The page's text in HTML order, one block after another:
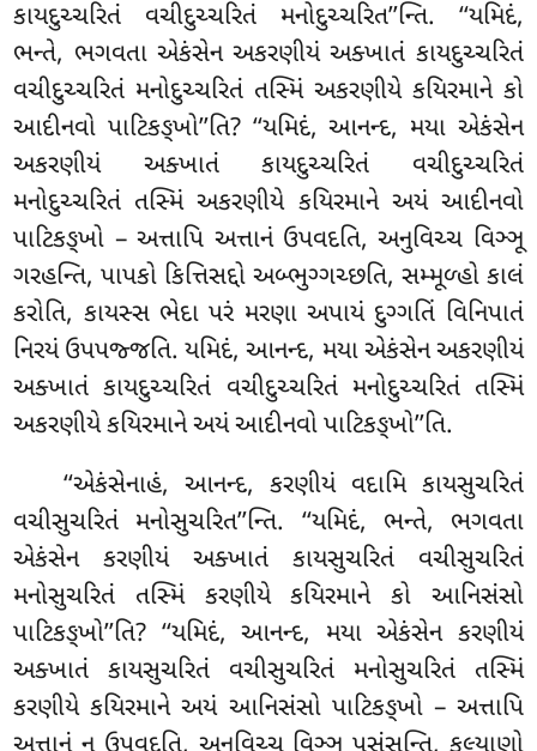
કાયદુચ્ચરિતં વચીદુચ્ચરિતં મનોદુચ્ચરિત’’ન્તિ. ‘‘યમિદં,
ભન્તે, ભગવતા એકંસેન અકરણીયં અક્ખાતં કાયદુચ્ચરિતં
વચીદુચ્ચરિતં મનોદુચ્ચરિતં તસ્મિં અકરણીયે કયિરમાને કો
આદીનવો પાટિકઙ્ખો’’તિ? ‘‘યમિદં, આનન્દ, મયા એકંસેન
અકરણીયં અક્ખાતં કાયદુચ્ચરિતં વચીદુચ્ચરિતં
મનોદુચ્ચરિતં તસ્મિં અકરણીયે કયિરમાને અયં આદીનવો
પાટિકઙ્ખો – અત્તાપિ અત્તાનં ઉપવદતિ, અનુવિચ્ચ વિઞ્ઞૂ
ગરહન્તિ, પાપકો કિત્તિસદ્દો અબ્ભુગ્ગચ્છતિ, સમ્મૂળ્હો કાલં
કરોતિ, કાયસ્સ ભેદાપરં મરણા અપાયં દુગ્ગતિં વિનિપાતં
નિરયં ઉપપજ્જતિ. યમિદં, આનન્દ, મયા એકંસેન અકરણીયં
અક્ખાતં કાયદુચ્ચરિતં વચીદુચ્ચરિતં મનોદુચ્ચરિતં તસ્મિં
અકરણીયે કયિરમાને અયં આદીનવો પાટિકઙ્ખો’’તિ.
‘‘એકંસેનાહં, આનન્દ, કરણીયં વદામિ કાયસુચરિતં
વચીસુચરિતં મનોસુચરિત’’ન્તિ. ‘‘યમિદં, ભન્તે, ભગવતા
એકંસેન કરણીયં અક્ખાતં કાયસુચરિતં વચીસુચરિતં
મનોસુચરિતં તસ્મિં કરણીયે કયિરમાને કો આનિસંસો
પાટિકઙ્ખો’’તિ? ‘‘યમિદં, આનન્દ, મયા એકંસેન કરણીયં
અક્ખાતં કાયસુચરિતં વચીસુચરિતં મનોસુચરિતં તસ્મિં
કરણીયે કયિરમાને અયં આનિસંસો પાટિકઙ્ખો – અત્તાપિ